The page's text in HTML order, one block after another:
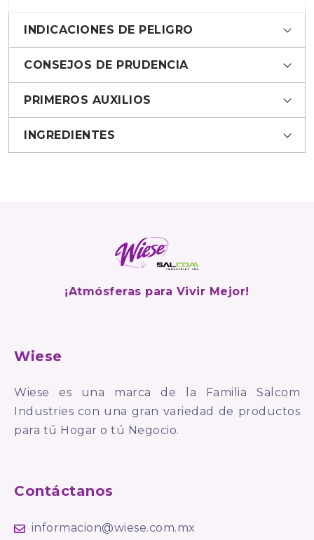
INDICACIONES DE PELIGRO
CONSEJOS DE PRUDENCIA
PRIMEROS AUXILIOS
INGREDIENTES
¡Atmósferas para Vivir Mejor!
Wiese
Wiese es una marca de la Familia Salcom
Industries con una gran variedad de productos
para tú Hogar o tú Negocio.
Contáctanos
informacion@wiese.com.mx